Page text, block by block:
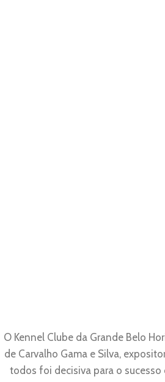
O Kennel Clube da Grande Belo
de Carvalho Gama e Silva,
todos foi decisiva para o